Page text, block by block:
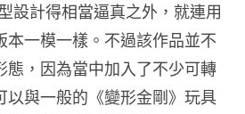
設計得相當逼真之外，就連用
本一模一樣。不過該作品並不
態，因為當中加入了不少可轉
以與一般的《變形金剛》玩具